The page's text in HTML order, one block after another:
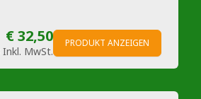
€ 32,50
Inkl. MwSt.
PRODUKT ANZEIGEN